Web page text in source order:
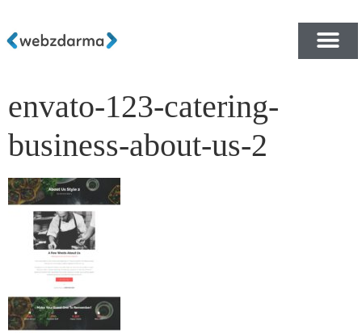
envato-123-catering-
business-about-us-2